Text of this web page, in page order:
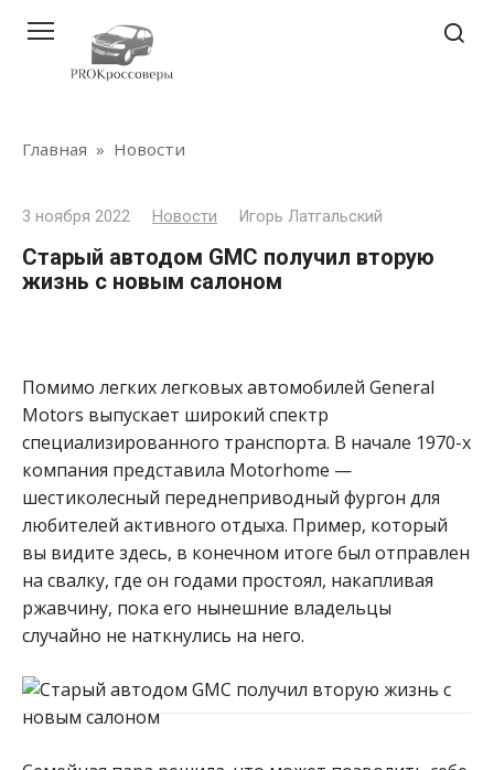
контенту
Главная » Новости
3 ноября 2022 Новости Игорь Латгальский
Старый автодом GMC получил вторую
жизнь с новым салоном
Помимо легких легковых автомобилей General
Motors выпускает широкий спектр
специализированного транспорта. В начале 1970-х
компания представила Motorhome —
шестиколесный переднеприводный фургон для
любителей активного отдыха. Пример, который
вы видите здесь, в конечном итоге был отправлен
на свалку, где он годами простоял, накапливая
ржавчину, пока его нынешние владельцы
случайно не наткнулись на него.